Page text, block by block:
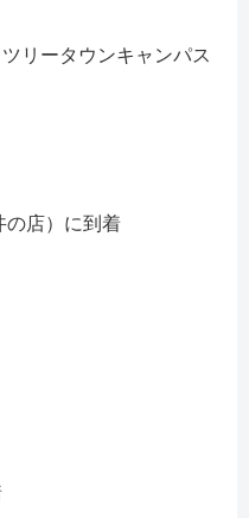
リータウンキャンパス
の店）に到着